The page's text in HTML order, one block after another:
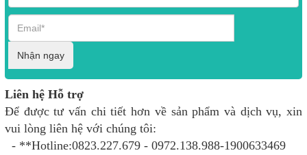
Nhận ngay
Liên hệ Hỗ trợ
Để được tư vấn chi tiết hơn về sản phẩm và dịch vụ, xin
vui lòng liên hệ với chúng tôi:
- **Hotline:0823.227.679 - 0972.138.988-1900633469